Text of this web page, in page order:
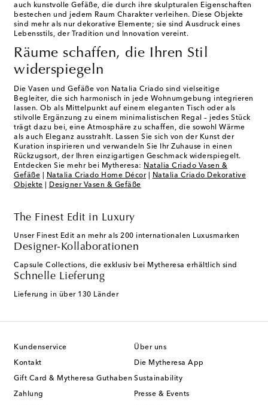
auch kunstvolle Gefäße, die durch ihre skulpturalen Eigenschaften
bestechen und jedem Raum Charakter verleihen. Diese Objekte
sind mehr als nur dekorative Elemente; sie sind Ausdruck eines
Lebensstils, der Tradition und Innovation vereint.
Räume schaffen, die Ihren Stil
widerspiegeln
Die Vasen und Gefäße von Natalia Criado sind vielseitige
Begleiter, die sich harmonisch in jede Wohnumgebung integrieren
lassen. Ob als Mittelpunkt auf einem eleganten Tisch oder als
stilvolle Ergänzung zu einem minimalistischen Regal – jedes Stück
trägt dazu bei, eine Atmosphäre zu schaffen, die sowohl Wärme
als auch Eleganz ausstrahlt. Lassen Sie sich von der Kunst der
Kuration inspirieren und verwandeln Sie Ihr Zuhause in einen
Rückzugsort, der Ihren einzigartigen Geschmack widerspiegelt.
Entdecken Sie mehr bei Mytheresa: Natalia Criado Vasen &
Gefäße
Natalia Criado Home Décor|
Natalia Criado Dekorative
Objekte
Designer Vasen & Gefäße
The Finest Edit in Luxury
Unser Finest Edit an mehr als 200 internationalen Luxusmarken
Designer-Kollaborationen
Capsule Collections, die exklusiv bei Mytheresa erhältlich sind
Schnelle Lieferung
Lieferung in über 130 Länder
Kundenservice
Kontakt
Gift Card & Mytheresa Guthaben
Zahlung
Über uns
Die Mytheresa App
Sustainability
Presse & Events